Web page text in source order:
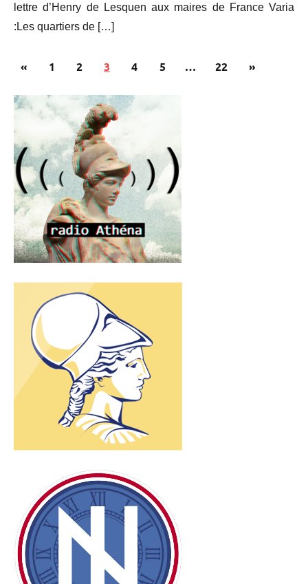
lettre d’Henry de Lesquen aux maires de France Varia
:Les quartiers de […]
Pagination
publications
«Publications
1 2 3 4 5 … 22
Articles
»